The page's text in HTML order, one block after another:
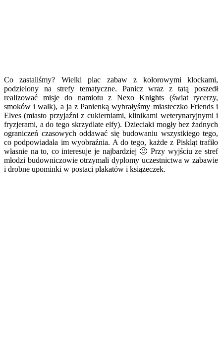
Co zastaliśmy? Wielki plac zabaw z kolorowymi klockami,
podzielony na strefy tematyczne. Panicz wraz z tatą poszedł
realizować misje do namiotu z Nexo Knights (świat rycerzy,
smoków i walk), a ja z Panienką wybrałyśmy miasteczko Friends i
Elves (miasto przyjaźni z cukierniami, klinikami weterynaryjnymi i
fryzjerami, a do tego skrzydlate elfy). Dzieciaki mogły bez żadnych
ograniczeń czasowych oddawać się budowaniu wszystkiego tego,
co podpowiadała im wyobraźnia. A do tego, każde z Piskląt trafiło
własnie na to, co interesuje je najbardziej 🙂 Przy wyjściu ze stref
młodzi budowniczowie otrzymali dyplomy uczestnictwa w zabawie
i drobne upominki w postaci plakatów i książeczek.